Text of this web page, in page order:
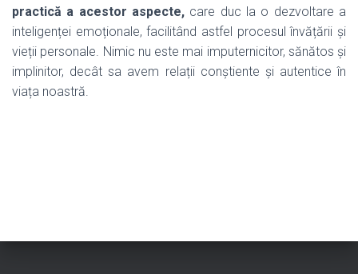
practică a acestor aspecte, care duc la o dezvoltare a
inteligenței emoționale, facilitând astfel procesul învățării și
vieții personale. Nimic nu este mai imputernicitor, sănătos și
implinitor, decât sa avem relații conștiente și autentice în
viața noastră.